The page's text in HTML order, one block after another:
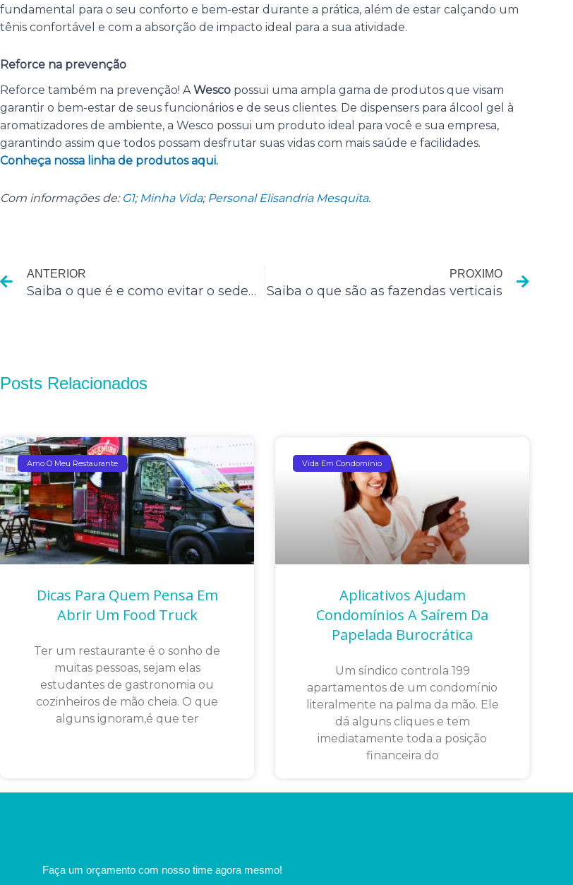
fundamental para o seu conforto e bem-estar durante a prática, além de estar calçando um
tênis confortável e com a absorção de impacto ideal para a sua atividade.
Reforce na prevenção
Reforce também na prevenção! AWesco possui uma ampla gama de produtos que visam
garantir o bem-estar de seus funcionários e de seus clientes. De dispensers para álcool gel à
aromatizadores de ambiente, a Wesco possui um produto ideal para você e sua empresa,
garantindo assim que todos possam desfrutar suas vidas com mais saúde e facilidades.
Conheça nossa linha de produtos aqui.
Com informações de: G1; Minha Vida; Personal Elisandria Mesquita.
ANTERIOR
Saiba o que é e como evitar o sedentarismo
PROXIMO
Saiba o que são as fazendas verticais
Posts Relacionados
Amo O Meu Restaurante
Dicas Para Quem Pensa Em
Abrir Um Food Truck
Ter um restaurante é o sonho de
muitas pessoas, sejam elas
estudantes de gastronomia ou
cozinheiros de mão cheia. O que
alguns ignoram,é que ter
Vida Em Condomínio
Aplicativos Ajudam
Condomínios A Saírem Da
Papelada Burocrática
Um síndico controla 199
apartamentos de um condomínio
literalmente na palma da mão. Ele
dá alguns cliques e tem
imediatamente toda a posição
financeira do
Faça um orçamento com nosso time agora mesmo!